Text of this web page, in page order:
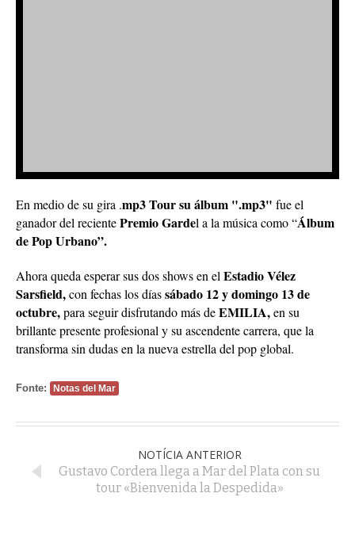
En medio de su gira .mp3 Tour su álbum ".mp3" fue el
ganador del recientePremio Gardel a la música como “Álbum
de Pop Urbano”.
Ahora queda esperar sus dos shows en el Estadio Vélez
Sarsfield,con fechas los díassábado 12 y domingo 13 de
octubre,para seguir disfrutando más deEMILIA,en su
brillante presente profesional y su ascendente carrera, que la
transforma sin dudas en la nueva estrella del pop global.
Fonte: Notas del Mar
NOTÍCIA ANTERIOR
Gustavo Cordera llega a Mar del Plata con su
tour «Bienvenida la Despedida»